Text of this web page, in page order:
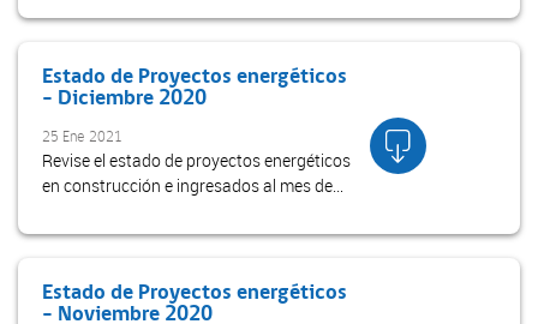
Estado de Proyectos energéticos
- Diciembre 2020
25 Ene 2021
Revise el estado de proyectos energéticos
en construcción e ingresados al mes de
Estado de Proyectos energéticos
- Noviembre 2020